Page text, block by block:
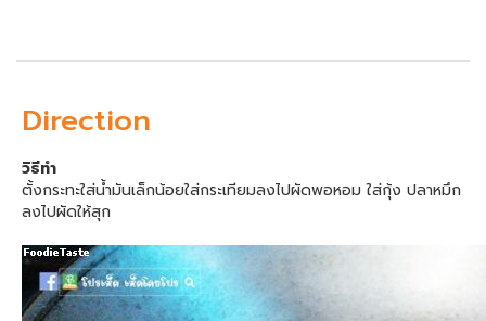
Direction
วิธีทำ
ตั้งกระทะใส่น้ำมันเล็กน้อยใส่กระเทียมลงไปผัดพอหอม ใส่กุ้ง ปลาหมึก
ลงไปผัดให้สุก